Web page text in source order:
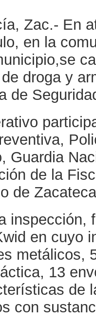
Zac.- En
en la
droga y
de
Guardia
de la
de
inspección,
en cuyo
metálicos,
13
de
con